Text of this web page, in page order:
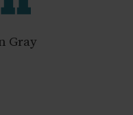
Gray